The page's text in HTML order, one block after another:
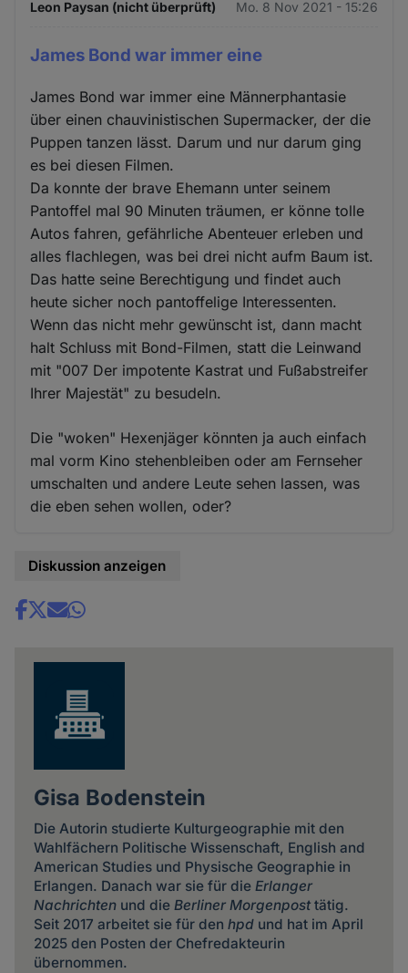
Leon Paysan (nicht überprüft) Mo. 8 Nov 2021 - 15:26
James Bond war immer eine
James Bond war immer eine Männerphantasie
über einen chauvinistischen Supermacker, der die
Puppen tanzen lässt. Darum und nur darum ging
es bei diesen Filmen.
Da konnte der brave Ehemann unter seinem
Pantoffel mal 90 Minuten träumen, er könne tolle
Autos fahren, gefährliche Abenteuer erleben und
alles flachlegen, was bei drei nicht aufm Baum ist.
Das hatte seine Berechtigung und findet auch
heute sicher noch pantoffelige Interessenten.
Wenn das nicht mehr gewünscht ist, dann macht
halt Schluss mit Bond-Filmen, statt die Leinwand
mit "007 Der impotente Kastrat und Fußabstreifer
Ihrer Majestät" zu besudeln.
Die "woken" Hexenjäger könnten ja auch einfach
mal vorm Kino stehenbleiben oder am Fernseher
umschalten und andere Leute sehen lassen, was
die eben sehen wollen, oder?
Diskussion anzeigen
Share
Gisa Bodenstein
Die Autorin studierte Kulturgeographie mit den
Wahlfächern Politische Wissenschaft, English and
American Studies und Physische Geographie in
Erlangen. Danach war sie für die Erlanger
Nachrichtenund die Berliner Morgenposttätig.
Seit 2017 arbeitet sie für den hpdund hat im April
2025 den Posten der Chefredakteurin
übernommen.